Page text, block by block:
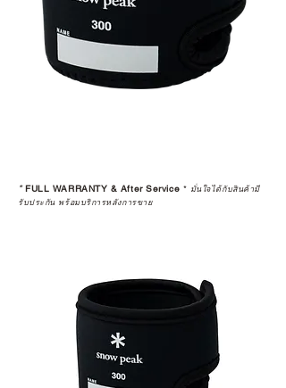
*FULL WARRANTY & After Service * มั่นใจได้กับสินค้ามี
รับประกัน พร้อมบริการหลังการขาย